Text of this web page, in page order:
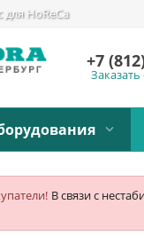
HoReCa
+7
В связи с